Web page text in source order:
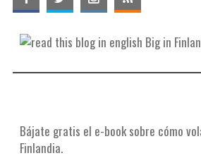
Big in
Bájate gratis el e-book sobre cómo
Finlandia.